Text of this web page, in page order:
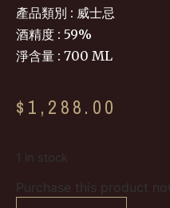
產品類別 : 威士忌
酒精度 : 59%
淨含量 : 700 ML
$ 1,288.00
1 in stock
Purchase this product